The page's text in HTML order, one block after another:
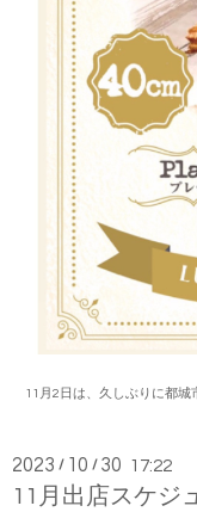
11月2日は、久しぶりに都城
2023 / 10 / 30 17:22
11月出店スケジ